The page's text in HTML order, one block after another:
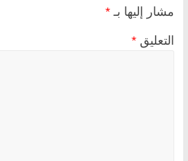
مشار إليها بـ *
التعليق *